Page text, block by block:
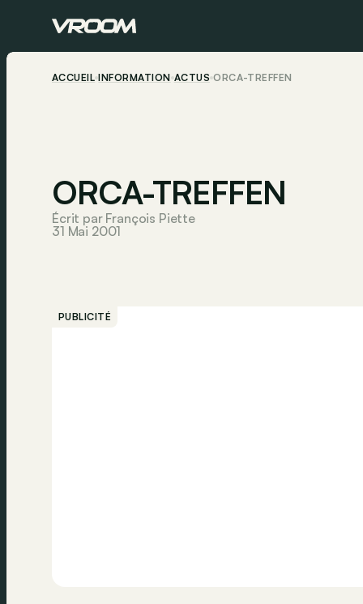
ACCUEIL INFORMATION ACTUS ORCA-TREFFEN
ORCA-TREFFEN
Écrit par François Piette
31 Mai 2001
PUBLICITÉ